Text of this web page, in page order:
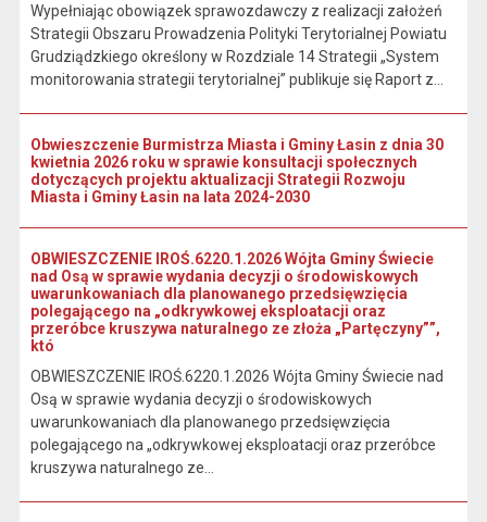
Wypełniając obowiązek sprawozdawczy z realizacji założeń
Strategii Obszaru Prowadzenia Polityki Terytorialnej Powiatu
Grudziądzkiego określony w Rozdziale 14 Strategii „System
monitorowania strategii terytorialnej” publikuje się Raport z...
Obwieszczenie Burmistrza Miasta i Gminy Łasin z dnia 30
kwietnia 2026 roku w sprawie konsultacji społecznych
dotyczących projektu aktualizacji Strategii Rozwoju
Miasta i Gminy Łasin na lata 2024-2030
OBWIESZCZENIE IROŚ.6220.1.2026 Wójta Gminy Świecie
nad Osą w sprawie wydania decyzji o środowiskowych
uwarunkowaniach dla planowanego przedsięwzięcia
polegającego na „odkrywkowej eksploatacji oraz
przeróbce kruszywa naturalnego ze złoża „Partęczyny””,
któ
OBWIESZCZENIE IROŚ.6220.1.2026 Wójta Gminy Świecie nad
Osą w sprawie wydania decyzji o środowiskowych
uwarunkowaniach dla planowanego przedsięwzięcia
polegającego na „odkrywkowej eksploatacji oraz przeróbce
kruszywa naturalnego ze...